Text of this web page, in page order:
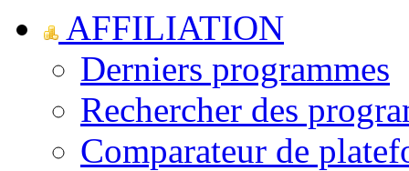
AFFILIATION
Derniers programmes
Rechercher des
Comparateur de